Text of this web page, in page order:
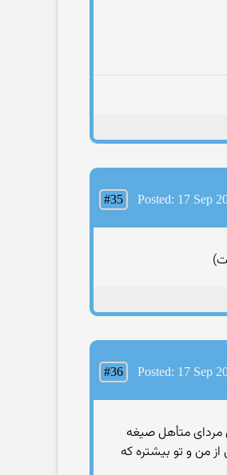
#35 Posted: 17 Sep
#36 Posted: 17 Sep
مردای متأهل صیغه
من و تو بیشتره که